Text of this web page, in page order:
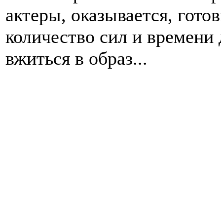
актеры, оказывается,
количество сил и
вжиться в образ...